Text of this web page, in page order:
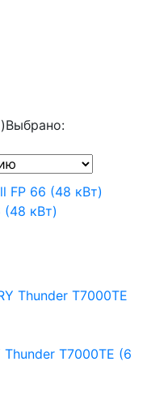
Выбрано:
(48 кВт)
Thunder T7000TE (6